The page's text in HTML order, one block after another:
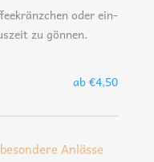
oder ein­
zu gönnen.
ab €4,50
Anlässe